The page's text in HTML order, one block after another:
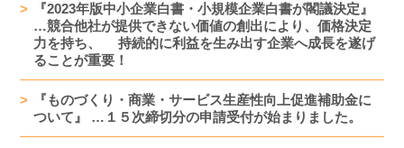
『2023年版中小企業白書・小規模企業白書が閣議決定』
…競合他社が提供できない価値の創出により、価格決定
力を持ち、 持続的に利益を生み出す企業へ成長を遂げ
ることが重要！
『ものづくり・商業・サービス生産性向上促進補助金に
ついて』 …１５次締切分の申請受付が始まりました。